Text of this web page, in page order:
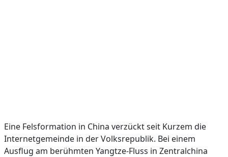
Eine Felsformation in China verzückt seit Kurzem die
Internetgemeinde in der Volksrepublik. Bei einem
Ausflug am berühmten Yangtze-Fluss in Zentralchina